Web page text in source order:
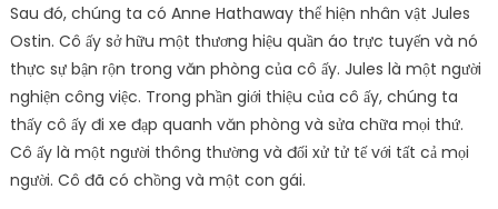
Sau đó, chúng ta có Anne Hathaway thể hiện nhân vật Jules
Ostin. Cô ấy sở hữu một thương hiệu quần áo trực tuyến và nó
thực sự bận rộn trong văn phòng của cô ấy. Jules là một người
nghiện công việc. Trong phần giới thiệu của cô ấy, chúng ta
thấy cô ấy đi xe đạp quanh văn phòng và sửa chữa mọi thứ.
Cô ấy là một người thông thường và đối xử tử tế với tất cả mọi
người. Cô đã có chồng và một con gái.